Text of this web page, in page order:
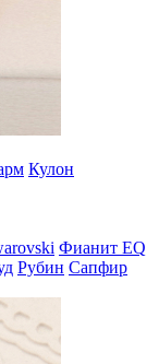
Кулон
Фианит EQ
Рубин Сапфир